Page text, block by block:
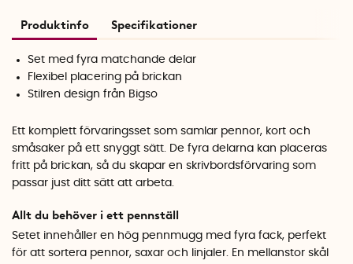
Produktinfo Specifikationer
Set med fyra matchande delar
Flexibel placering på brickan
Stilren design från Bigso
Ett komplett förvaringsset som samlar pennor, kort och
småsaker på ett snyggt sätt. De fyra delarna kan placeras
fritt på brickan, så du skapar en skrivbordsförvaring som
passar just ditt sätt att arbeta.
Allt du behöver i ett pennställ
Setet innehåller en hög pennmugg med fyra fack, perfekt
för att sortera pennor, saxar och linjaler. En mellanstor skål